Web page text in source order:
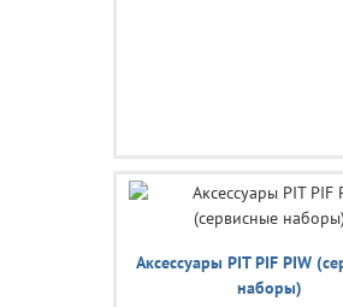
Аксессуары PIT PIF PIW
наборы)